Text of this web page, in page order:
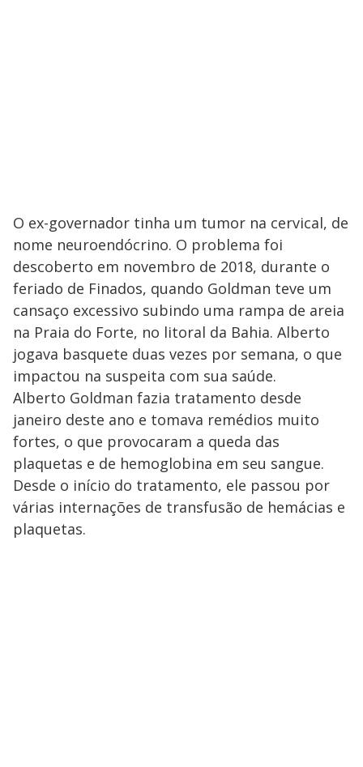
O ex-governador tinha um tumor na cervical, de
nome neuroendócrino. O problema foi
descoberto em novembro de 2018, durante o
feriado de Finados, quando Goldman teve um
cansaço excessivo subindo uma rampa de areia
na Praia do Forte, no litoral da Bahia. Alberto
jogava basquete duas vezes por semana, o que
impactou na suspeita com sua saúde.
Alberto Goldman fazia tratamento desde
janeiro deste ano e tomava remédios muito
fortes, o que provocaram a queda das
plaquetas e de hemoglobina em seu sangue.
Desde o início do tratamento, ele passou por
várias internações de transfusão de hemácias e
plaquetas.